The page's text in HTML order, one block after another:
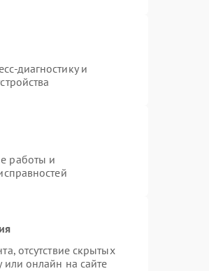
диагностику и
работы и
отсутствие скрытых
или онлайн на сайте